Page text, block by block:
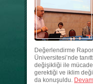
Değerlendirme
Üniversitesi’nde
değişikliği ile
gerektiği ve iklim
da konuşuldu.